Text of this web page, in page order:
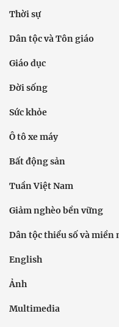
Thời sự
Dân tộc và Tôn giáo
Giáo dục
Đời sống
Sức khỏe
Ô tô xe máy
Bất động sản
Tuần Việt Nam
Giảm nghèo bền vững
Dân tộc thiểu số và miền
English
Ảnh
Multimedia